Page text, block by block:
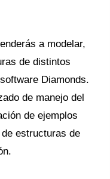
a modelar,
de distintos
Diamonds.
de manejo del
de ejemplos
estructuras de